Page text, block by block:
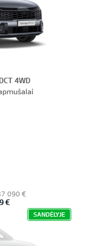
4WD
090 €
€
SANDĖLYJE